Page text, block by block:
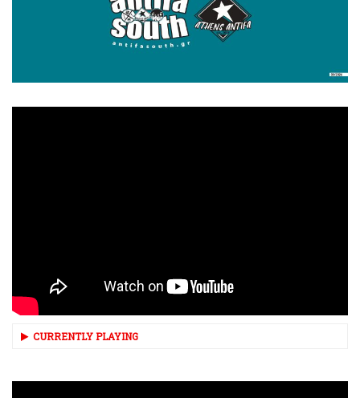
CURRENTLY PLAYING